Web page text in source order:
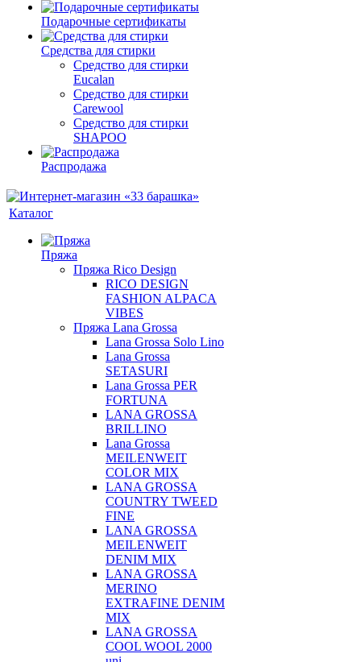
Подарочные сертификаты
Средства для стирки
Средство для стирки
Eucalan
Средство для стирки
Carewool
Средство для стирки
SHAPOO
Распродажа
Каталог
Пряжа
Пряжа Rico Design
RICO DESIGN
FASHION ALPACA
VIBES
Пряжа Lana Grossa
Lana Grossa Solo Lino
Lana Grossa
SETASURI
Lana Grossa PER
FORTUNA
LANA GROSSA
BRILLINO
Lana Grossa
MEILENWEIT
COLOR MIX
LANA GROSSA
COUNTRY TWEED
FINE
LANA GROSSA
MEILENWEIT
DENIM MIX
LANA GROSSA
MERINO
EXTRAFINE DENIM
MIX
LANA GROSSA
COOL WOOL 2000